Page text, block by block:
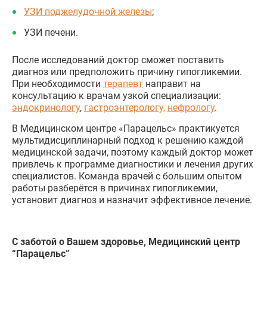
УЗИ поджелудочной железы;
УЗИ печени.
После исследований доктор сможет поставить
диагноз или предположить причину гипогликемии.
При необходимости терапевт направит на
консультацию к врачам узкой специализации:
эндокринологу, гастроэнтерологу, нефрологу.
В Медицинском центре «Парацельс» практикуется
мультидисциплинарный подход к решению каждой
медицинской задачи, поэтому каждый доктор может
привлечь к программе диагностики и лечения других
специалистов. Команда врачей с большим опытом
работы разберётся в причинах гипогликемии,
установит диагноз и назначит эффективное лечение.
С заботой о Вашем здоровье, Медицинский центр
“Парацельс”